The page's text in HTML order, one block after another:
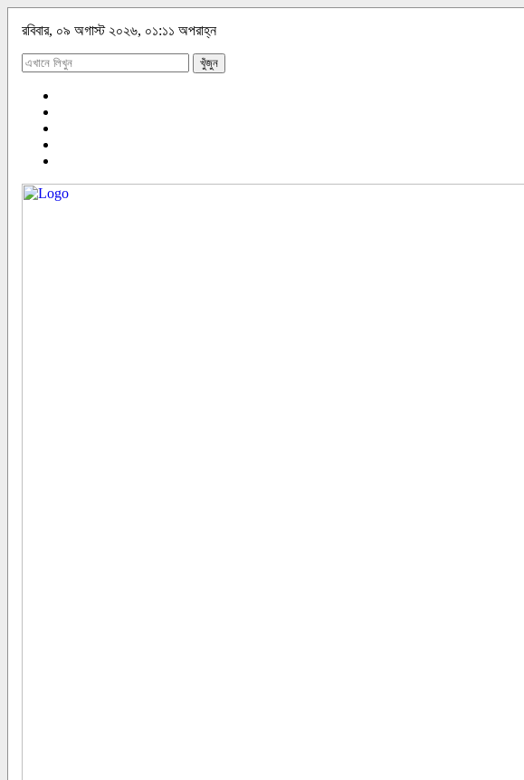
রবিবার, ০৯ অগাস্ট ২০২৬, ০১:১১ অপরাহ্ন
খুঁজুন